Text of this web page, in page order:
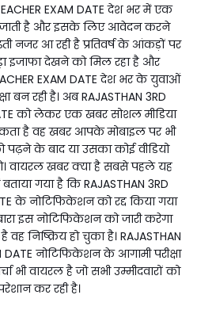
EXAM DATE देश भर में एक
जाती है और इसके लिए आवेदन करने
नजर आ रही है प्रतिवर्ष के आंकड़ों पर
इजाफा देखने को मिल रहा है और
EXAM DATE देश भर के युवाओं
बन रही है। अब RAJASTHAN 3RD
को लेकर एक खबर सोशल मीडिया
है वह खबर आपके मोबाइल पर भी
के बाद या उसका कोई वीडियो
वायरल खबर क्या है सबसे पहले यह
गया है कि RAJASTHAN 3RD
के नोटिफिकेशन को रद्द किया गया
इस नोटिफिकेशन को जारी करेगा
निष्क्रिय हो चुका है। RAJASTHAN
DATE नोटिफिकेशन के आगामी परीक्षा
भी वायरल है जो सभी उम्मीदवारों को
कर रही है।